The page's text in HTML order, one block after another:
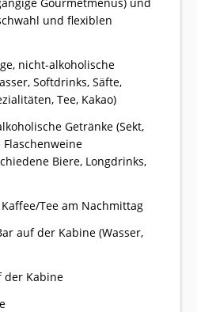
und flexiblen
nicht-alkoholische
Softdrinks, Säfte,
Tee, Kakao)
Getränke (Sekt,
Biere, Longdrinks,
Tee am Nachmittag
auf der Kabine (Wasser,
der Kabine